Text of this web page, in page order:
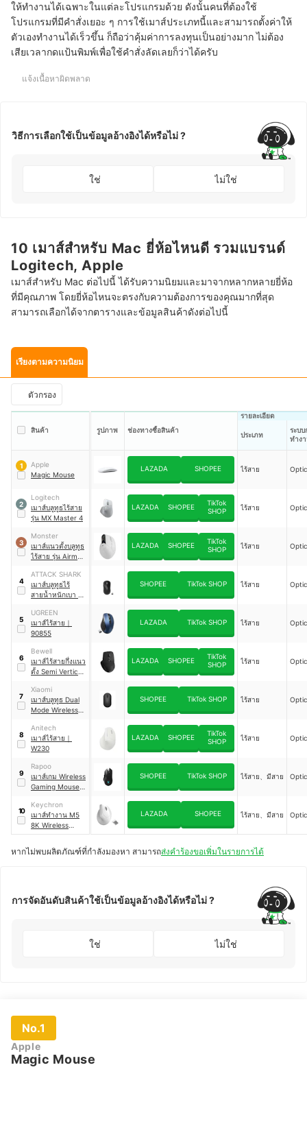
ให้ทำงานได้เฉพาะในแต่ละโปรแกรมด้วย ดังนั้นคนที่ต้องใช้
โปรแกรมที่มีคำสั่งเยอะ ๆ การใช้เมาส์ประเภทนี้และสามารถตั้งค่าให้
ตัวเองทำงานได้เร็วขึ้น ก็ถือว่าคุ้มค่าการลงทุนเป็นอย่างมาก ไม่ต้อง
เสียเวลากดแป้นพิมพ์เพื่อใช้คำสั่งลัดเลยก็ว่าได้ครับ
แจ้งเนื้อหาผิดพลาด
วิธีการเลือกใช้เป็นข้อมูลอ้างอิงได้หรือไม่ ?
ใช่ ไม่ใช่
10 เมาส์สำหรับ Mac ยี่ห้อไหนดี รวมแบรนด์
Logitech, Apple
เมาส์สำหรับ Mac ต่อไปนี้ ได้รับความนิยมและมาจากหลากหลายยี่ห้อ
ที่มีคุณภาพ โดยยี่ห้อไหนจะตรงกับความต้องการของคุณมากที่สุด
สามารถเลือกได้จากตารางและข้อมูลสินค้าดังต่อไปนี้
เรียงตามความนิยม
ตัวกรอง
สินค้า รูปภาพ ช่องทางซื้อสินค้า
รายละเอียด
ประเภท
ระบบ
ทำง
1
Apple
Magic Mouse
LAZADA SHOPEE ไร้สาย
2
Logitech
เมาส์บลูทูธไร้สาย
รุ่น MX Master 4
LAZADA SHOPEE
TikTok
SHOP
ไร้สาย
3
Monster
เมาส์แนวตั้งบลูทูธ
ไร้สาย รุ่น Airmars
LAZADA SHOPEE
TikTok
SHOP
ไร้สาย
4
ATTACK SHARK
เมาส์บลูทูธไร้
สายน้ำหนักเบา รุ่น
SHOPEE TikTok SHOP ไร้สาย
5
UGREEN
เมาส์ไร้สาย ｜
90855
LAZADA TikTok SHOP ไร้สาย
6
Bewell
เมาส์ไร้สายกึ่งแนว
ตั้ง Semi Vertical
LAZADA SHOPEE
TikTok
SHOP
ไร้สาย
7
Xiaomi
เมาส์บลูทูธ Dual
Mode Wireless
Edition
SHOPEE TikTok SHOP ไร้สาย
8
Anitech
เมาส์ไร้สาย ｜
W230
LAZADA SHOPEE
TikTok
SHOP
ไร้สาย
9
Rapoo
เมาส์เกม Wireless
Gaming Mouse
SHOPEE TikTok SHOP ไร้สาย、มีสาย
10
Keychron
เมาส์ทำงาน M5
8K Wireless
Ergonomic
Mouse 8K Polling
LAZADA SHOPEE ไร้สาย、มีสาย
หากไม่พบผลิตภัณฑ์ที่กำลังมองหา สามารถส่งคำร้องขอเพิ่มในรายการได้
การจัดอันดับสินค้าใช้เป็นข้อมูลอ้างอิงได้หรือไม่ ?
ใช่ ไม่ใช่
No.1
Apple
Magic Mouse